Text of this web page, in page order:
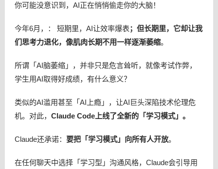
你可能没意识到，AI正在悄悄偷走你的大脑！
今年6月，： 短期里，AI让效率爆表； 但长期里，它却让我
们思考力退化，像肌肉长期不用一样逐渐萎缩。
所谓「AI脑萎缩」，并非只是危言耸听，就像考试作弊，
学生用AI取得好成绩，有什么意义？
类似的AI滥用甚至「AI上瘾」，让AI巨头深陷技术伦理危
机。对此， Claude Code上线了全新的「学习模式」。
Claude还承诺： 要把「学习模式」向所有人开放。
在任何聊天中选择「学习型」沟通风格，Claude会引导用